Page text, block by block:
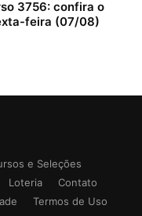
3756: confira o
feira (07/08)
e Seleções
Loteria
Contato
Termos de Uso